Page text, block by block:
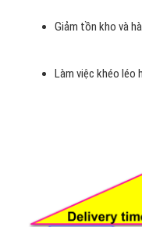
Giảm tồn kho và
Làm việc khéo léo